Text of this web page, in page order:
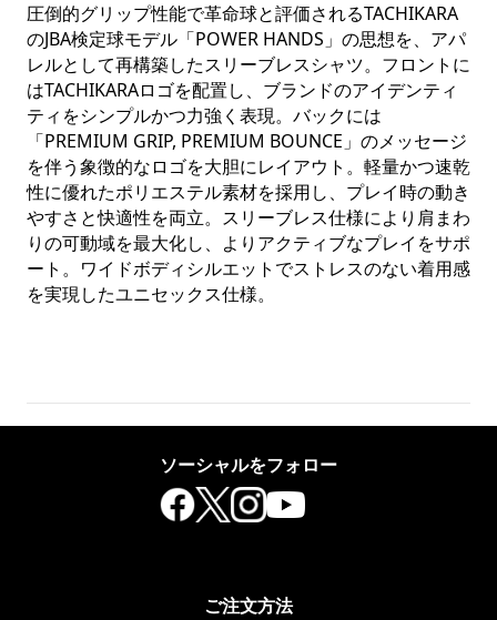
圧倒的グリップ性能で革命球と評価されるTACHIKARA
のJBA検定球モデル「POWER HANDS」の思想を、アパ
レルとして再構築したスリーブレスシャツ。フロントに
はTACHIKARAロゴを配置し、ブランドのアイデンティ
ティをシンプルかつ力強く表現。バックには
「PREMIUM GRIP, PREMIUM BOUNCE」のメッセージ
を伴う象徴的なロゴを大胆にレイアウト。軽量かつ速乾
性に優れたポリエステル素材を採用し、プレイ時の動き
やすさと快適性を両立。スリーブレス仕様により肩まわ
りの可動域を最大化し、よりアクティブなプレイをサポ
ート。ワイドボディシルエットでストレスのない着用感
を実現したユニセックス仕様。
ソーシャルをフォロー
ご注文方法